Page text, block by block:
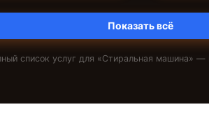
Показать всё
список услуг для «Стиральная машина» —